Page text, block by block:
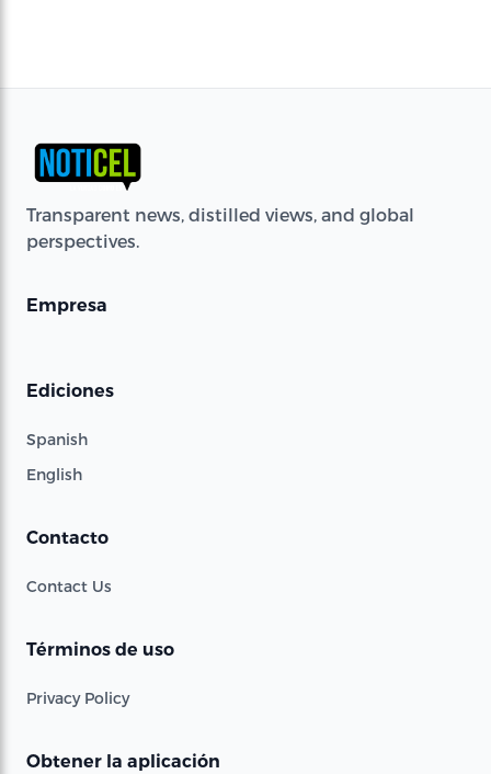
Transparent news, distilled views, and global
perspectives.
Empresa
Ediciones
Spanish
English
Contacto
Contact Us
Términos de uso
Privacy Policy
Obtener la aplicación